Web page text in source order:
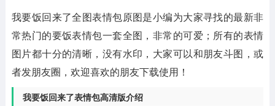
我要饭回来了全图表情包原图是小编为大家寻找的最新非
常热门的要饭表情包一套全图，非常的可爱；所有的表情
图片都十分的清晰，没有水印，大家可以和朋友斗图，或
者发朋友圈，欢迎喜欢的朋友下载使用！
我要饭回来了表情包高清版介绍